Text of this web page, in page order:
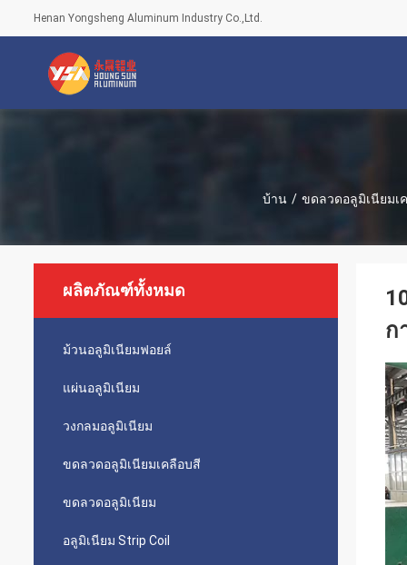
Henan Yongsheng Aluminum Industry Co.,Ltd.
บ้าน / ขดลวดอลูมิเนียมเ
ผลิตภัณฑ์ทั้งหมด
ม้วนอลูมิเนียมฟอยล์
แผ่นอลูมิเนียม
วงกลมอลูมิเนียม
ขดลวดอลูมิเนียมเคลือบสี
ขดลวดอลูมิเนียม
อลูมิเนียม Strip Coil
ก